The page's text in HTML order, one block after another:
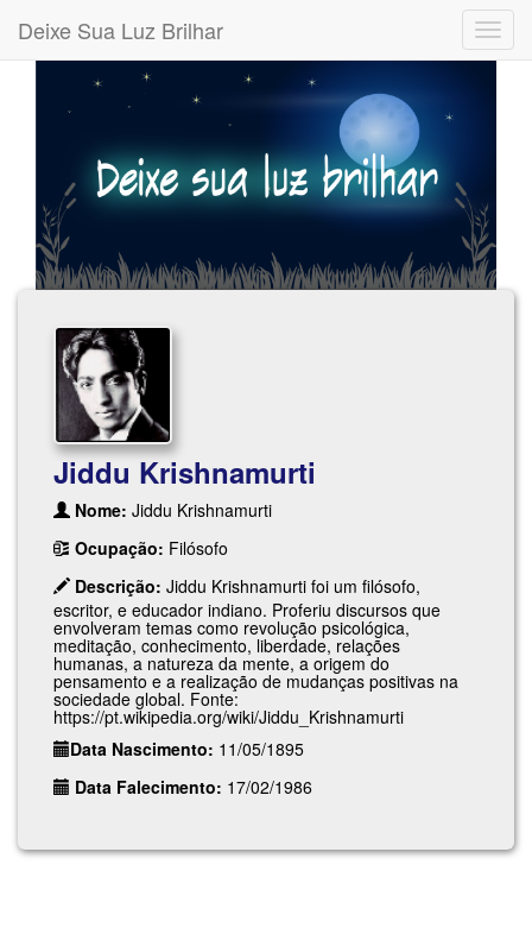
Deixe Sua Luz Brilhar
Jiddu Krishnamurti
Nome: Jiddu Krishnamurti
Ocupação: Filósofo
Descrição: Jiddu Krishnamurti foi um filósofo,
escritor, e educador indiano. Proferiu discursos que
envolveram temas como revolução psicológica,
meditação, conhecimento, liberdade, relações
humanas, a natureza da mente, a origem do
pensamento e a realização de mudanças positivas na
sociedade global. Fonte:
https://pt.wikipedia.org/wiki/Jiddu_Krishnamurti
Data Nascimento: 11/05/1895
Data Falecimento: 17/02/1986